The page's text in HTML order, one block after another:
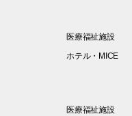
医療福祉施設
ホテル・MICE
医療福祉施設